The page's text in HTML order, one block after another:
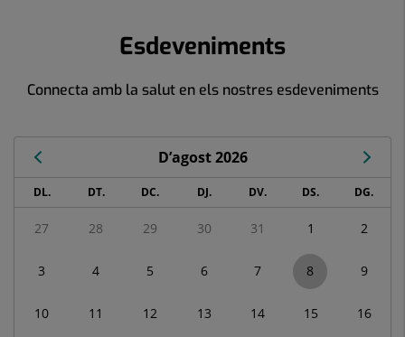
Esdeveniments
Connecta amb la salut en els nostres esdeveniments
D’agost 2026
Calendari
de
Esdeveniments
corresponent
agost
DL. DT. DC. DJ. DV. DS. DG.
27 28 29 30 31 1 2
3 4 5 6 7 8 9
10 11 12 13 14 15 16